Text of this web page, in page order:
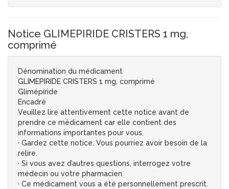
Notice GLIMEPIRIDE CRISTERS 1 mg,
comprimé
Dénomination du médicament
GLIMEPIRIDE CRISTERS 1 mg, comprimé
Glimépiride
Encadré
Veuillez lire attentivement cette notice avant de
prendre ce médicament car elle contient des
informations importantes pour vous.
· Gardez cette notice. Vous pourriez avoir besoin de la
relire.
· Si vous avez d’autres questions, interrogez votre
médecin ou votre pharmacien.
· Ce médicament vous a été personnellement prescrit.